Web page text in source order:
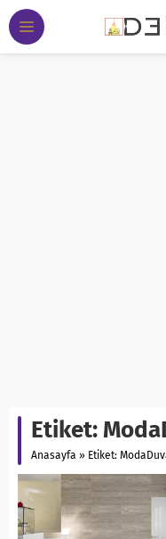
Etiket:
Anasayfa » Etiket: